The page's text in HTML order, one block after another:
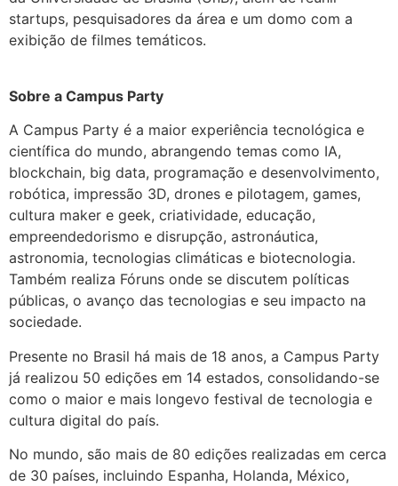
startups, pesquisadores da área e um domo com a
exibição de filmes temáticos.
Sobre a Campus Party
A Campus Party é a maior experiência tecnológica e
científica do mundo, abrangendo temas como IA,
blockchain, big data, programação e desenvolvimento,
robótica, impressão 3D, drones e pilotagem, games,
cultura maker e geek, criatividade, educação,
empreendedorismo e disrupção, astronáutica,
astronomia, tecnologias climáticas e biotecnologia.
Também realiza Fóruns onde se discutem políticas
públicas, o avanço das tecnologias e seu impacto na
sociedade.
Presente no Brasil há mais de 18 anos, a Campus Party
já realizou 50 edições em 14 estados, consolidando-se
como o maior e mais longevo festival de tecnologia e
cultura digital do país.
No mundo, são mais de 80 edições realizadas em cerca
de 30 países, incluindo Espanha, Holanda, México,